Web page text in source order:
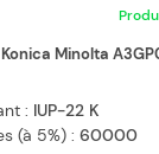
Minolta
: IUP-22 K
(à 5%) : 60000